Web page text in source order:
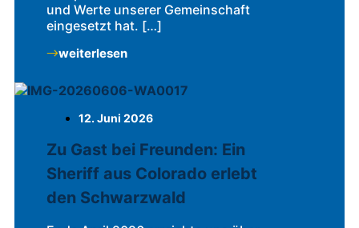
und Werte unserer Gemeinschaft
eingesetzt hat. […]
weiterlesen
12. Juni 2026
Zu Gast bei Freunden: Ein
Sheriff aus Colorado erlebt
den Schwarzwald